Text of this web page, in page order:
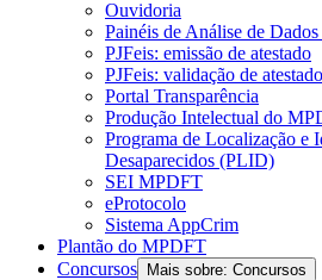
Ouvidoria
Painéis de Análise de
PJFeis: emissão de atestado
PJFeis: validação de atestado
Portal Transparência
Produção Intelectual do
Programa de Localização e
Desaparecidos (PLID)
SEI MPDFT
eProtocolo
Sistema AppCrim
Plantão do MPDFT
Concursos
Mais sobre: Concursos